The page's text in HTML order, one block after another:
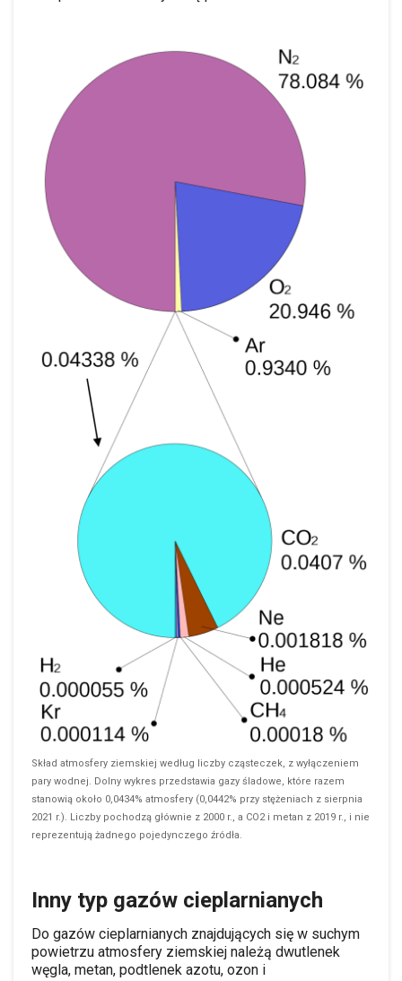
Skład atmosfery ziemskiej według liczby cząsteczek, z wyłączeniem
pary wodnej. Dolny wykres przedstawia gazy śladowe, które razem
stanowią około 0,0434% atmosfery (0,0442% przy stężeniach z sierpnia
2021 r.). Liczby pochodzą głównie z 2000 r., a CO2 i metan z 2019 r., i nie
reprezentują żadnego pojedynczego źródła.
Inny typ gazów cieplarnianych
Do gazów cieplarnianych znajdujących się w suchym
powietrzu atmosfery ziemskiej należą dwutlenek
węgla, metan, podtlenek azotu, ozon i